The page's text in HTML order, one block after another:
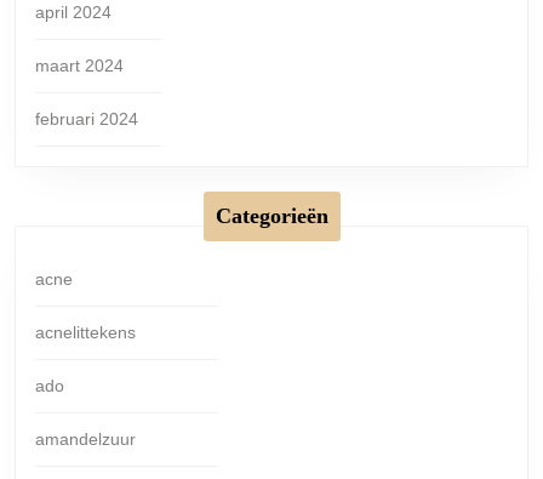
april 2024
maart 2024
februari 2024
Categorieën
acne
acnelittekens
ado
amandelzuur